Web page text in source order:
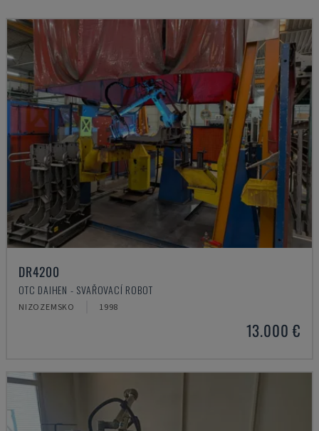
DR4200
OTC DAIHEN - SVAŘOVACÍ ROBOT
NIZOZEMSKO 1998
13.000 €